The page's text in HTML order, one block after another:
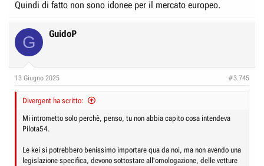
Quindi di fatto non sono idonee per il mercato europeo.
G GuidoP
13 Giugno 2025 #3.745
Divergent ha scritto:
Mi intrometto solo perchè, penso, tu non abbia capito cosa intendeva
Pilota54.
Le kei si potrebbero benissimo importare qua da noi, ma non avendo una
legislazione specifica, devono sottostare all'omologazione, delle vetture